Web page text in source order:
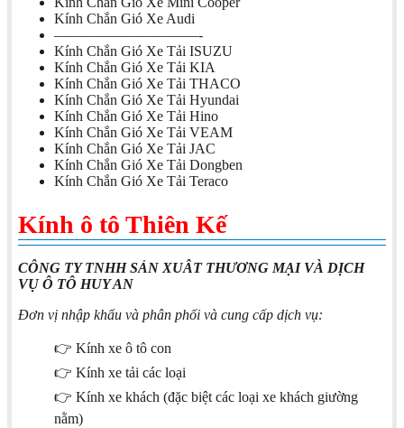
Kính Chắn Gió Xe Audi
——————————-
Kính Chắn Gió Xe Tải ISUZU
Kính Chắn Gió Xe Tải KIA
Kính Chắn Gió Xe Tải THACO
Kính Chắn Gió Xe Tải Hyundai
Kính Chắn Gió Xe Tải Hino
Kính Chắn Gió Xe Tải VEAM
Kính Chắn Gió Xe Tải JAC
Kính Chắn Gió Xe Tải Dongben
Kính Chắn Gió Xe Tải Teraco
Kính ô tô Thiên Kế
CÔNG TY TNHH SẢN XUÂT THƯƠNG MẠI VÀ DỊCH
VỤ Ô TÔ HUY AN
Đơn vị nhập khẩu và phân phối và cung cấp dịch vụ:
👉 Kính xe ô tô con
👉 Kính xe tải các loại
👉 Kính xe khách (đặc biệt các loại xe khách giường
nằm)